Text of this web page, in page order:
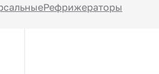
Рефрижераторы